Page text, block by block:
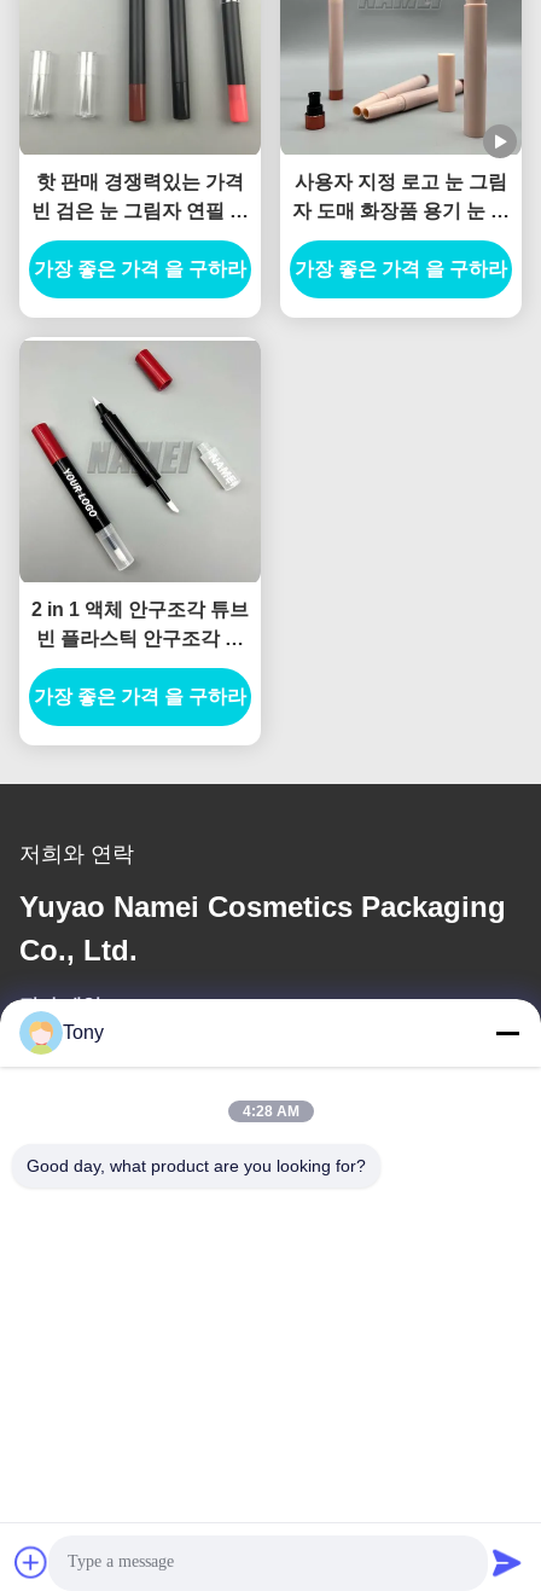
핫 판매 경쟁력있는 가격
빈 검은 눈 그림자 연필 튜
브 눈 그림자 스틱 입술 라
이너 용기 계획 가능한 매
터
가장 좋은 가격 을 구하라
사용자 지정 로고 눈 그림
자 도매 화장품 용기 눈 그
림자 포장 헤어 라인 펜 2
in 1 디자인
가장 좋은 가격 을 구하라
2 in 1 액체 안구조각 튜브
빈 플라스틱 안구조각 튜
브 와 스탠드 사용자 지정
로고 화장품 포장
가장 좋은 가격 을 구하라
저희와 연락
Yuyao Namei Cosmetics Packaging
Co., Ltd.
전자 메일
개인정보 보호 정책
Tony
4:28 AM
Good day, what product are you looking for?